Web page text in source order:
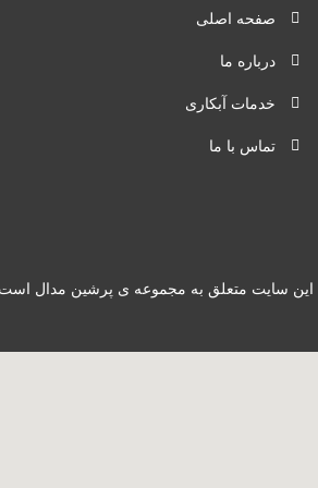
صفحه اصلی
درباره ما
خدمات آبکاری
تماس با ما
سایت متعلق به مجموعه ی پرشین مدال است و